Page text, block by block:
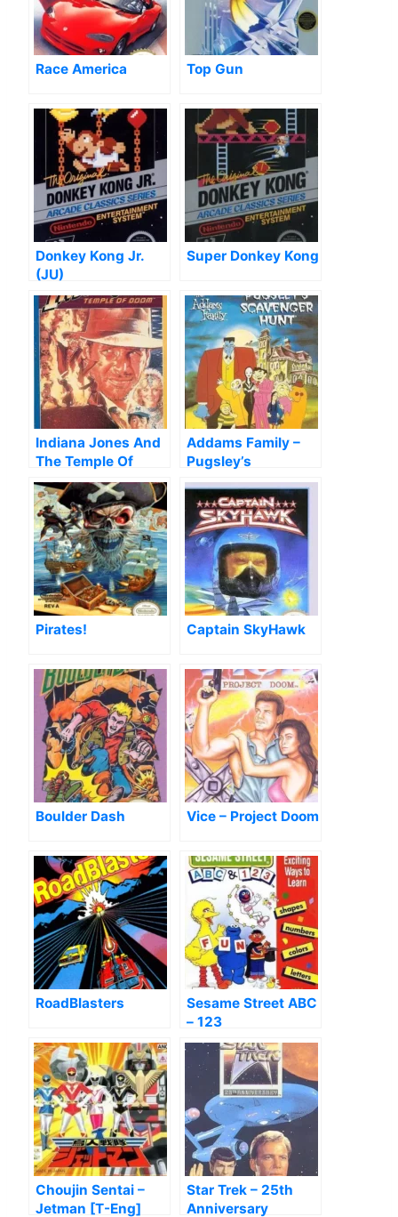
Race America Top Gun
Donkey Kong Jr.
(JU)
Super Donkey Kong
Indiana Jones And
The Temple Of
Doom
Addams Family –
Pugsley’s
Scavenger Hunt,
The
Pirates! Captain SkyHawk
Boulder Dash Vice – Project Doom
RoadBlasters
Sesame Street ABC
– 123
Choujin Sentai –
Jetman [T-Eng]
Star Trek – 25th
Anniversary